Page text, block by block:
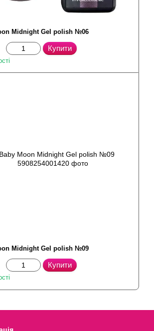
Midnight Gel polish №06
Купити
Midnight Gel polish №09
Купити